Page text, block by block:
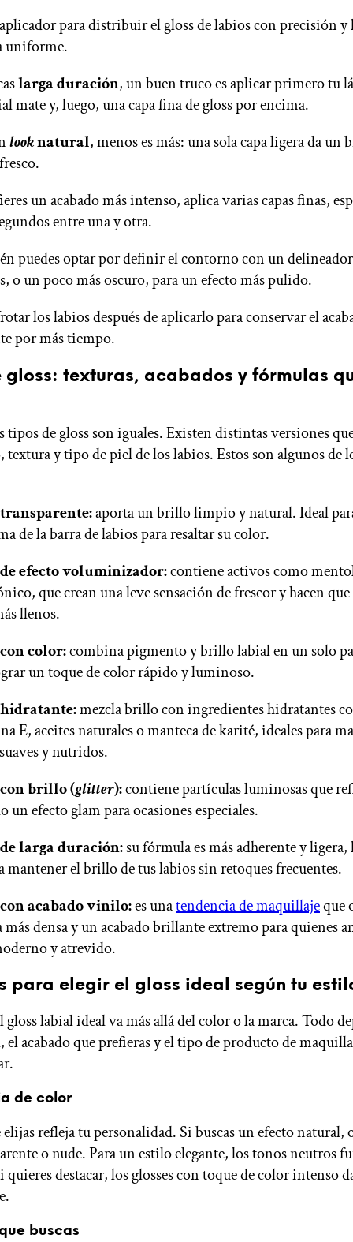
para distribuir el gloss de labios con precisión y
uniforme.
larga duración, un buen truco es aplicar primero tu
mate y, luego, una capa fina de gloss por encima.
looknatural, menos es más: una sola capa ligera da un
un acabado más intenso, aplica varias capas finas,
entre una y otra.
puedes optar por definir el contorno con un
o un poco más oscuro, para un efecto más pulido.
los labios después de aplicarlo para conservar el
por más tiempo.
gloss: texturas, acabados y fórmulas
tipos de gloss son iguales. Existen distintas versiones
textura y tipo de piel de los labios. Estos son algunos de
aporta un brillo limpio y natural. Ideal
de la barra de labios para resaltar su color.
efecto voluminizador:contiene activos como
que crean una leve sensación de frescor y hacen que
llenos.
color:combina pigmento y brillo labial en un solo
un toque de color rápido y luminoso.
mezcla brillo con ingredientes hidratantes
E, aceites naturales o manteca de karité, ideales para
y nutridos.
brillo (glitter):contiene partículas luminosas que
un efecto glam para ocasiones especiales.
larga duración:su fórmula es más adherente y ligera,
mantener el brillo de tus labios sin retoques frecuentes.
acabado vinilo:es unatendencia de maquillajeque
más densa y un acabado brillante extremo para quienes
y atrevido.
para elegir el gloss ideal según tu
labial ideal va más allá del color o la marca. Todo
el acabado que prefieras y el tipo de producto de
de color
refleja tu personalidad. Si buscas un efecto natural,
o nude. Para un estilo elegante, los tonos neutros
quieres destacar, los glosses con toque de color intenso
buscas